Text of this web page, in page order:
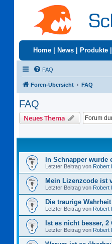
Home News Produkte
FAQ
Foren-Übersicht FAQ
FAQ
Neues Thema
In Schnapper wurde
Letzter Beitrag von Robert
Mein Lizenzcode ist
Letzter Beitrag von Robert
Die traurige
Letzter Beitrag von Robert
Ist es nicht besser,
Letzter Beitrag von Robert